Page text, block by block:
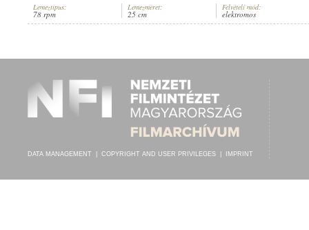
ARTIST: MAGYAR RÁDIÓ TÁNCZENEKARA , VEZÉNYEL:
RECORD NUMBER:
Lemeztípus:
78 rpm
Lemezméret:
25 cm
Felvételi mód:
elektromos
DATA MANAGEMENT COPYRIGHT AND USER PRIVILEGES IMPRINT